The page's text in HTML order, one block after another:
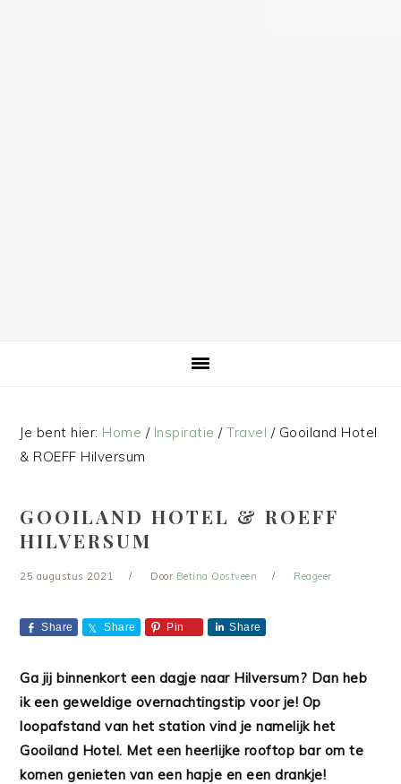
Je bent hier: Home / Inspiratie / Travel /Gooiland Hotel
& ROEFF Hilversum
GOOILAND HOTEL & ROEFF
HILVERSUM
25 augustus 2021 Door Betina Oostveen Reageer
Share Share Pin Share
Ga jij binnenkort een dagje naar Hilversum? Dan heb
ik een geweldige overnachtingstip voor je! Op
loopafstand van het station vind je namelijk het
Gooiland Hotel. Met een heerlijke rooftop bar om te
komen genieten van een hapje en een drankje!